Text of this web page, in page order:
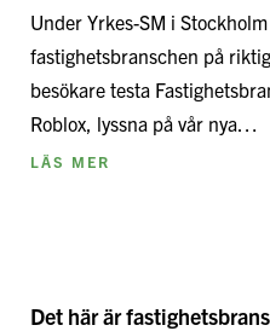
Under Yrkes-SM i
fastighetsbranschen på
besökare testa
Roblox, lyssna på vår nya…
LÄS MER
Det här är